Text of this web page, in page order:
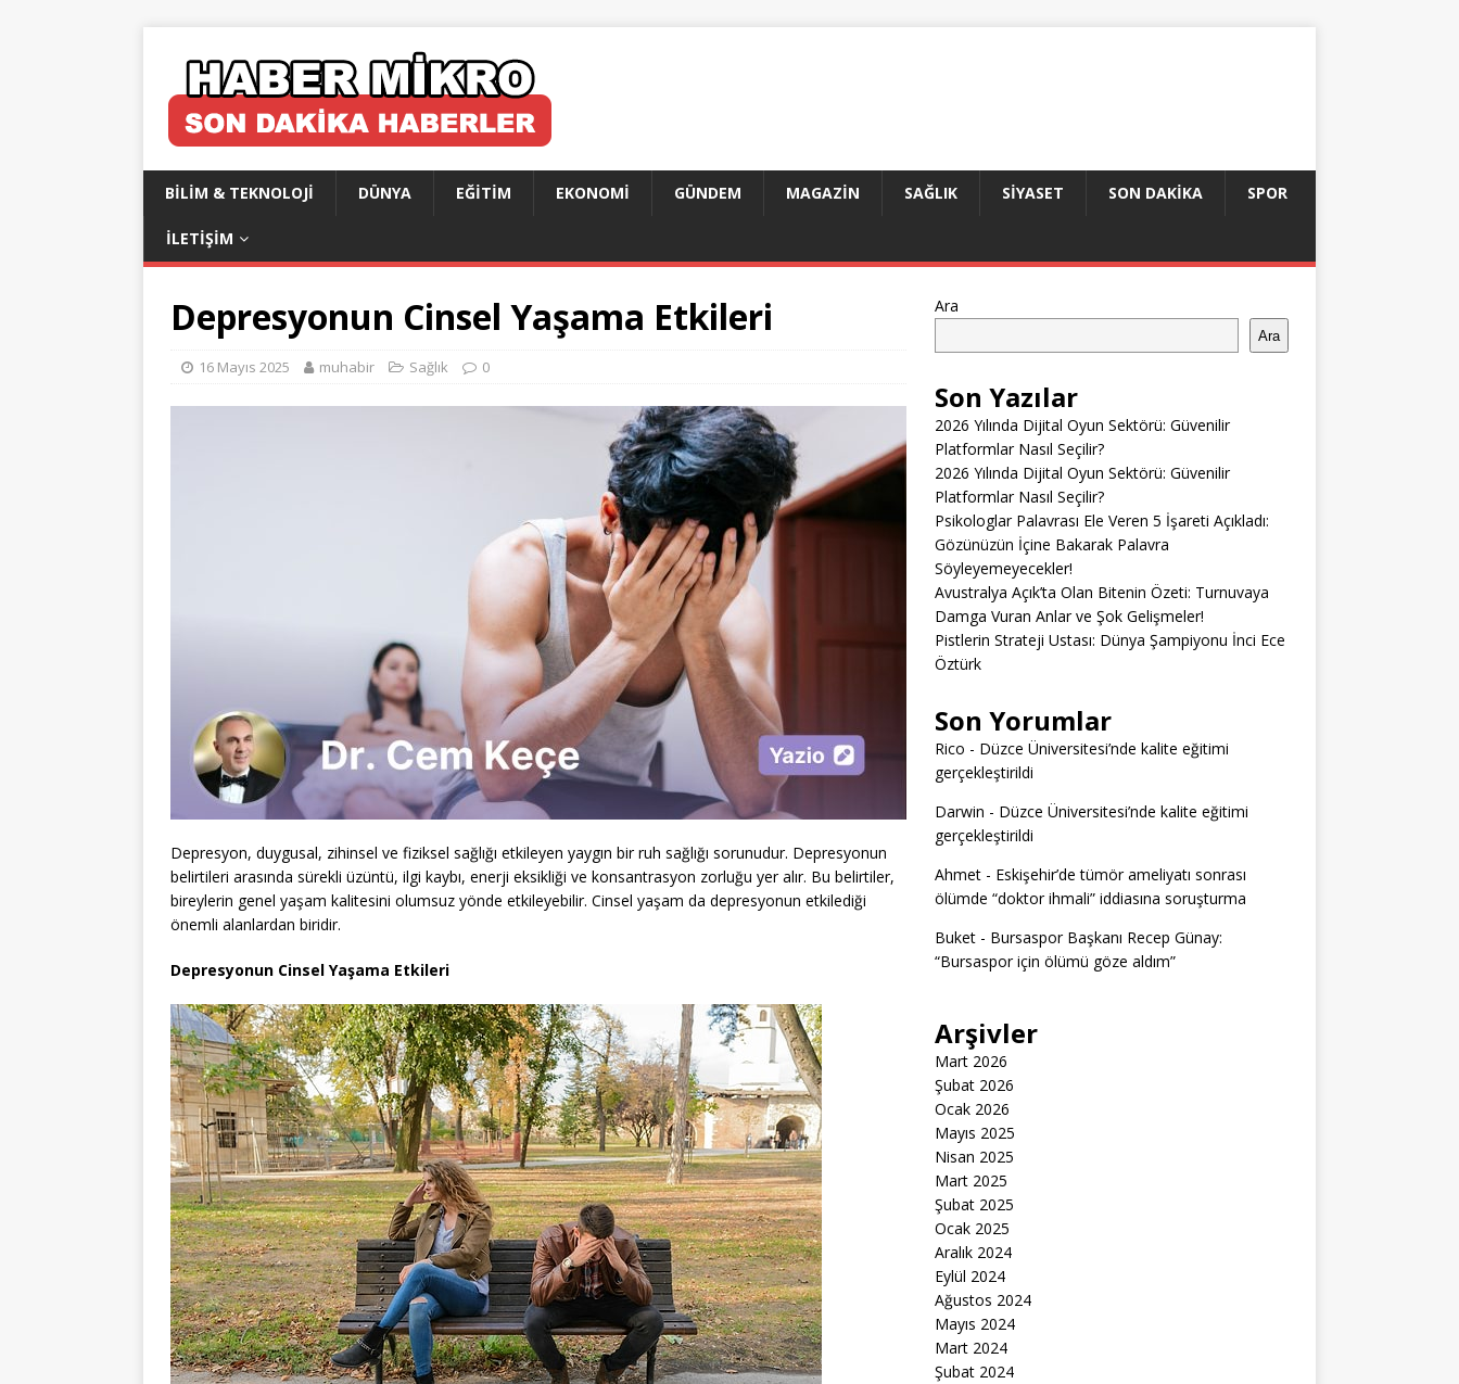
BILIM & TEKNOLOJI DÜNYA EĞITIM EKONOMI GÜNDEM MAGAZIN SAĞLIK SIYASET SON DAKIKA SPOR
İLETIŞIM
Depresyonun Cinsel Yaşama Etkileri
16 Mayıs 2025 muhabir Sağlık 0
Depresyon, duygusal, zihinsel ve fiziksel sağlığı etkileyen yaygın bir ruh sağlığı sorunudur. Depresyonun
belirtileri arasında sürekli üzüntü, ilgi kaybı, enerji eksikliği ve konsantrasyon zorluğu yer alır. Bu belirtiler,
bireylerin genel yaşam kalitesini olumsuz yönde etkileyebilir. Cinsel yaşam da depresyonun etkilediği
önemli alanlardan biridir.
Depresyonun Cinsel Yaşama Etkileri
Ara
Ara
Son Yazılar
2026 Yılında Dijital Oyun Sektörü: Güvenilir
Platformlar Nasıl Seçilir?
2026 Yılında Dijital Oyun Sektörü: Güvenilir
Platformlar Nasıl Seçilir?
Psikologlar Palavrası Ele Veren 5 İşareti Açıkladı:
Gözünüzün İçine Bakarak Palavra
Söyleyemeyecekler!
Avustralya Açık’ta Olan Bitenin Özeti: Turnuvaya
Damga Vuran Anlar ve Şok Gelişmeler!
Pistlerin Strateji Ustası: Dünya Şampiyonu İnci Ece
Öztürk
Son Yorumlar
Rico - Düzce Üniversitesi’nde kalite eğitimi
gerçekleştirildi
Darwin - Düzce Üniversitesi’nde kalite eğitimi
gerçekleştirildi
Ahmet- Eskişehir’de tümör ameliyatı sonrası
ölümde “doktor ihmali” iddiasına soruşturma
Buket- Bursaspor Başkanı Recep Günay:
“Bursaspor için ölümü göze aldım”
Arşivler
Mart 2026
Şubat 2026
Ocak 2026
Mayıs 2025
Nisan 2025
Mart 2025
Şubat 2025
Ocak 2025
Aralık 2024
Eylül 2024
Ağustos 2024
Mayıs 2024
Mart 2024
Şubat 2024